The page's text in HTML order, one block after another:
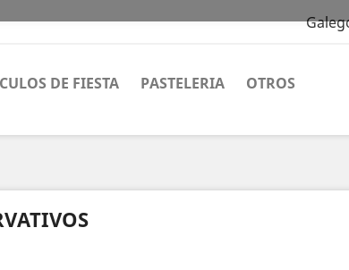
DE FIESTA PASTELERIA OTROS